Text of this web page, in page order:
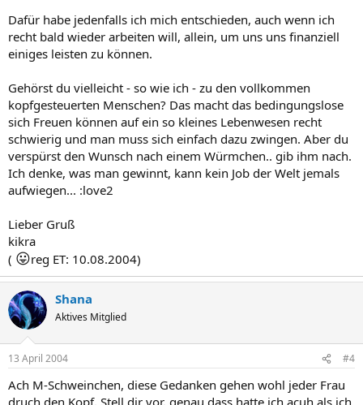
Dafür habe jedenfalls ich mich entschieden, auch wenn ich
recht bald wieder arbeiten will, allein, um uns uns finanziell
einiges leisten zu können.
Gehörst du vielleicht - so wie ich - zu den vollkommen
kopfgesteuerten Menschen? Das macht das bedingungslose
sich Freuen können auf ein so kleines Lebenwesen recht
schwierig und man muss sich einfach dazu zwingen. Aber du
verspürst den Wunsch nach einem Würmchen.. gib ihm nach.
Ich denke, was man gewinnt, kann kein Job der Welt jemals
aufwiegen... :love2
Lieber Gruß
kikra
( 😛reg ET: 10.08.2004)
Shana
Aktives Mitglied
13 April 2004 #4
Ach M-Schweinchen, diese Gedanken gehen wohl jeder Frau
druch den Kopf. Stell dir vor, genau dass hatte ich acuh als ich